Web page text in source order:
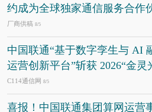
约成为全球独家通信服务合作
厂商供稿 8/5
中国联通“基于数字孪生与 AI
运营创新平台”斩获 2026“金灵
C114通信网 8/5
喜报！中国联通集团算网运营